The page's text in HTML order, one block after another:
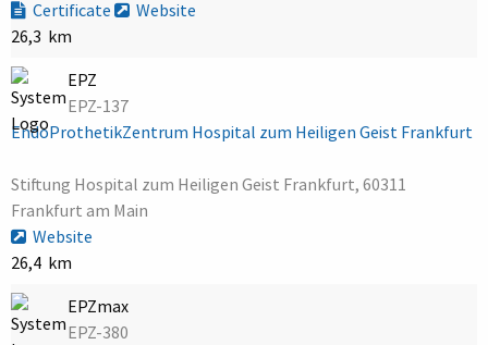
Certificate
Website
26,3 km
EPZ
EPZ-137
EndoProthetikZentrum Hospital zum Heiligen Geist Frankfurt
Stiftung Hospital zum Heiligen Geist Frankfurt, 60311
Frankfurt am Main
Website
26,4 km
EPZmax
EPZ-380